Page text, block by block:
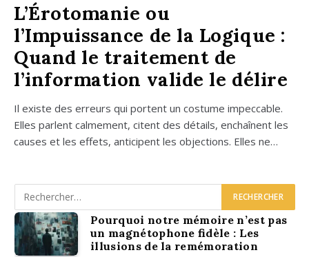
L’Érotomanie ou
l’Impuissance de la Logique :
Quand le traitement de
l’information valide le délire
Il existe des erreurs qui portent un cos­tume impec­cable.
Elles parlent cal­me­ment, citent des détails, enchaînent les
causes et les effets, anti­cipent les objec­tions. Elles ne…
Pourquoi notre mémoire n’est pas
un magnétophone fidèle : Les
illusions de la remémoration